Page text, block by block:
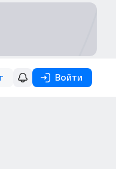
Войти